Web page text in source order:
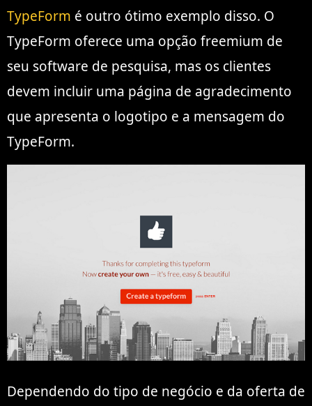
TypeForm é outro ótimo exemplo disso. O
TypeForm oferece uma opção freemium de
seu software de pesquisa, mas os clientes
devem incluir uma página de agradecimento
que apresenta o logotipo e a mensagem do
TypeForm.
Dependendo do tipo de negócio e da oferta de